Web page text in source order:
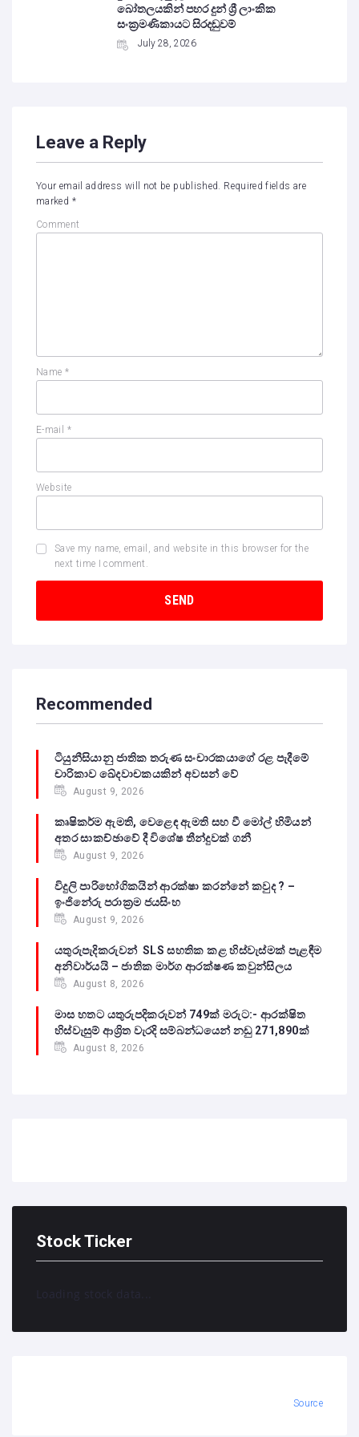
බෝතලයකින් පහර දුන් ශ්‍රී ලාංකික
සංක්‍රමණිකායට සිරදඬුවම්
July 28, 2026
Leave a Reply
Your email address will not be published. Required fields are
marked *
Comment
Name *
E-mail *
Website
Save my name, email, and website in this browser for the
next time I comment.
Recommended
ටියුනීසියානු ජාතික තරුණ සංචාරකයාගේ රළ පැදීමේ
චාරිකාව ඛේදවාචකයකින් අවසන් වේ‍
August 9, 2026
කෘෂිකර්ම ඇමති, වෙළෙඳ ඇමති සහ වී මෝල් හිමියන්
අතර සාකච්ඡාවේ දී විශේෂ තීන්දුවක් ගනී
August 9, 2026
විදුලි පාරිභෝගිකයින් ආරක්ෂා කරන්නේ කවුද ? –
ඉංජිනේරු පරාක්‍රම ජයසිංහ
August 9, 2026
යතුරුපැදිකරුවන් SLS සහතික කළ හිස්වැස්මක් පැළඳීම
අනිවාර්යයි – ජාතික මාර්ග ආරක්ෂණ කවුන්සිලය
August 8, 2026
මාස හතට යතුරුපදිකරුවන් 749ක් මරුට:- ආරක්ෂිත
හිස්වැසුම් ආශ්‍රිත වැරදි සම්බන්ධයෙන් නඩු 271,890ක්
August 8, 2026
Stock Ticker
Loading stock data...
Source